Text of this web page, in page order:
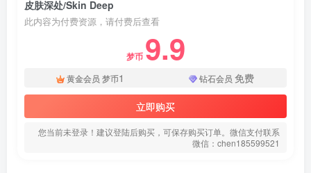
皮肤深处/Skin Deep
此内容为付费资源，请付费后查看
梦币 9.9
黄金会员 梦币1 钻石会员 免费
立即购买
您当前未登录！建议登陆后购买，可保存购买订单。微信支付联系
微信：chen185599521
使用 其它方式登录